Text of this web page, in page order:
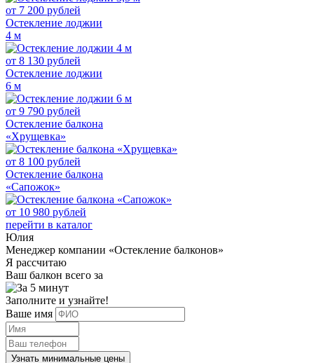
от 7 200 рублей
Остекление лоджии
4 м
от 8 130 рублей
Остекление лоджии
6 м
от 9 790 рублей
Остекление балкона
«Хрущевка»
от 8 100 рублей
Остекление балкона
«Сапожок»
от 10 980 рублей
перейти в каталог
Юлия
Менеджер компании «Остекление балконов»
Я рассчитаю
Ваш балкон всего за
Заполните и узнайте!
Ваше имя
Узнать минимальные цены